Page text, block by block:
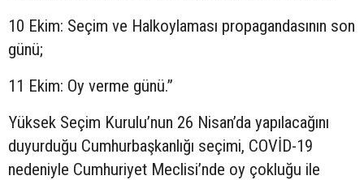
10 Ekim: Seçim ve Halkoylaması propagandasının son
günü;
11 Ekim: Oy verme günü.”
Yüksek Seçim Kurulu’nun 26 Nisan’da yapılacağını
duyurduğu Cumhurbaşkanlığı seçimi, COVİD-19
nedeniyle Cumhuriyet Meclisi’nde oy çokluğu ile